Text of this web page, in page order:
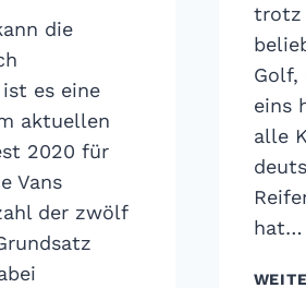
die
es eine
aktuellen
2020 für
Vans
der zwölf
trotz
Golf,
eins
alle
hat…